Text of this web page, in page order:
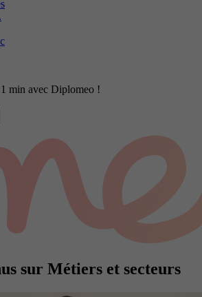
min avec Diplomeo !
sur Métiers et secteurs